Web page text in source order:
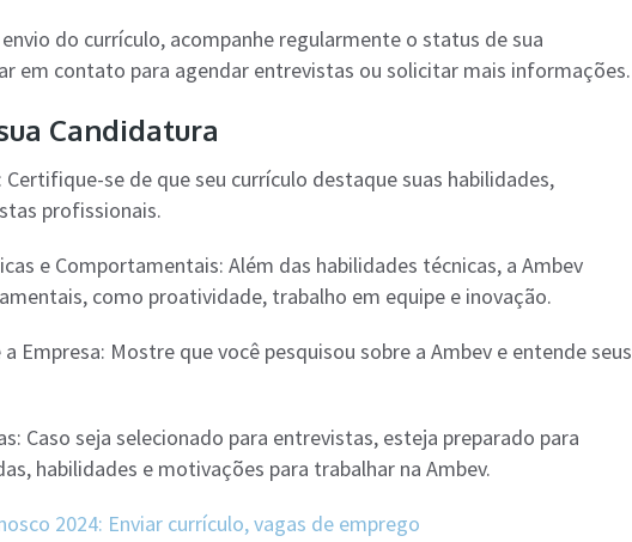
do currículo, acompanhe regularmente o status de sua
em contato para agendar entrevistas ou solicitar mais informações.
Candidatura
se de que seu currículo destaque suas habilidades,
profissionais.
e Comportamentais: Além das habilidades técnicas, a Ambev
como proatividade, trabalho em equipe e inovação.
Empresa: Mostre que você pesquisou sobre a Ambev e entende seus
Caso seja selecionado para entrevistas, esteja preparado para
habilidades e motivações para trabalhar na Ambev.
2024: Enviar currículo, vagas de emprego